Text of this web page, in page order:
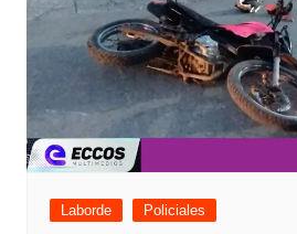
Laborde Policiales